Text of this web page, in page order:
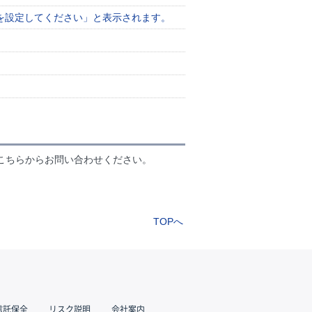
定してください」と表示されます。
らからお問い合わせください。
TOPへ
託保全 リスク説明 会社案内